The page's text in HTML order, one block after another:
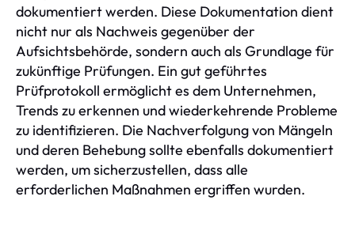
dokumentiert werden. Diese Dokumentation dient
nicht nur als Nachweis gegenüber der
Aufsichtsbehörde, sondern auch als Grundlage für
zukünftige Prüfungen. Ein gut geführtes
Prüfprotokoll ermöglicht es dem Unternehmen,
Trends zu erkennen und wiederkehrende Probleme
zu identifizieren. Die Nachverfolgung von Mängeln
und deren Behebung sollte ebenfalls dokumentiert
werden, um sicherzustellen, dass alle
erforderlichen Maßnahmen ergriffen wurden.